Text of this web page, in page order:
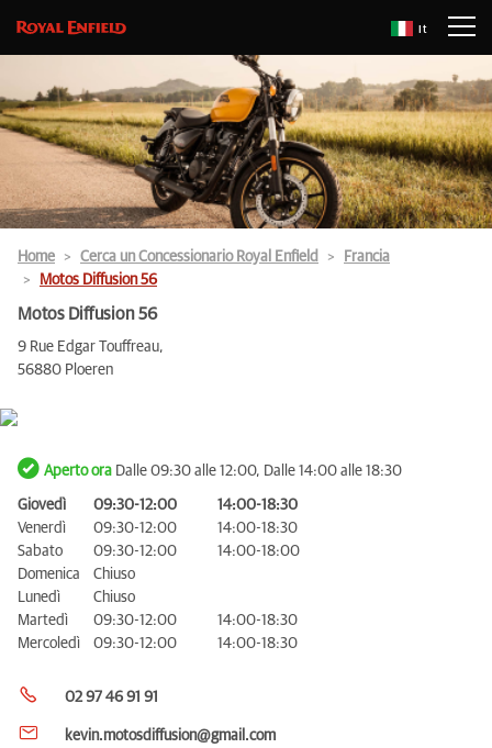
It
Home Cerca un Concessionario Royal Enfield
Francia
Motos Diffusion 56
Motos Diffusion 56
9 Rue Edgar Touffreau,
56880 Ploeren
Aperto ora Dalle 09:30 alle 12:00, Dalle 14:00 alle 18:30
Giovedì 09:30-12:00
14:00-18:30
Venerdì
09:30-12:00
14:00-18:30
Sabato
09:30-12:00
14:00-18:00
Domenica
Chiuso
Lunedì
Chiuso
Martedì
09:30-12:00
14:00-18:30
Mercoledì
09:30-12:00 14:00-18:30
02 97 46 91 91
kevin.motosdiffusion@gmail.com